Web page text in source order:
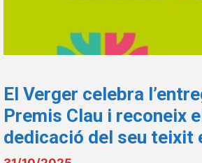
El Verger celebra
Premis Clau i reconeix
dedicació del seu teixit